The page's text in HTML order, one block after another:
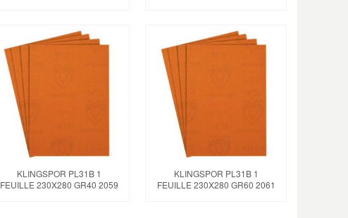
KLINGSPOR PL31B 1
FEUILLE 230X280 GR40 2059
KLINGSPOR PL31B 1
FEUILLE 230X280 GR60 2061